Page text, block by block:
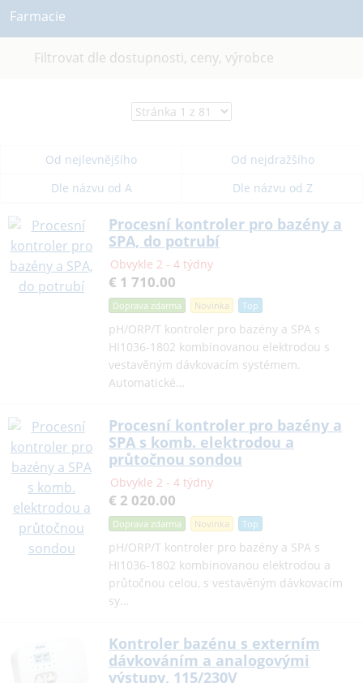
Farmacie
Filtrovat dle dostupnosti, ceny, výrobce
Od nejlevnějšího
Od nejdražšího
Dle názvu od A
Dle názvu od Z
Procesní kontroler pro bazény a
SPA, do potrubí
Obvykle 2 - 4 týdny
€ 1 710.00
Doprava zdarma Novinka Top
pH/ORP/T kontroler pro bazény a SPA s
HI1036-1802 kombinovanou elektrodou s
vestavěným dávkovacím systémem.
Automatické…
Procesní kontroler pro bazény a
SPA s komb. elektrodou a
průtočnou sondou
Obvykle 2 - 4 týdny
€ 2 020.00
Doprava zdarma Novinka Top
pH/ORP/T kontroler pro bazény a SPA s
HI1036-1802 kombinovanou elektrodou a
průtočnou celou, s vestavěným dávkovacím
sy…
Kontroler bazénu s externím
dávkováním a analogovými
výstupy, 115/230V